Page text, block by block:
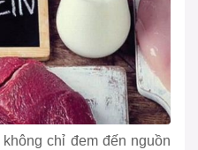
chỉ đem đến nguồn